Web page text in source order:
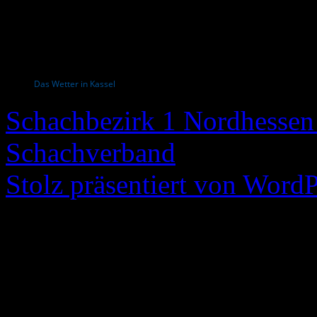
Das Wetter in Kassel
Schachbezirk 1
Schachverband
Stolz präsentiert von